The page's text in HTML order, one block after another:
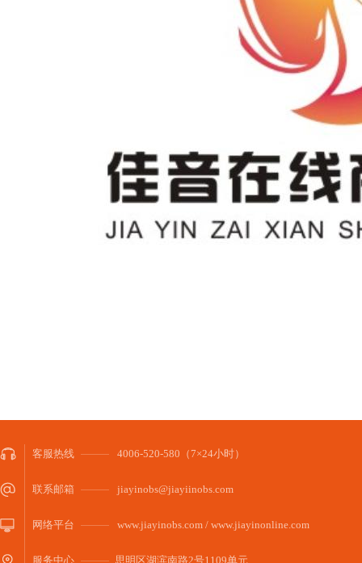
客服热线 4006-520-580（7×24小时）
联系邮箱 jiayinobs@jiayiinobs.com
网络平台 www.jiayinobs.com / www.jiayinonline.com
服务中心 思明区湖滨南路2号1109单元